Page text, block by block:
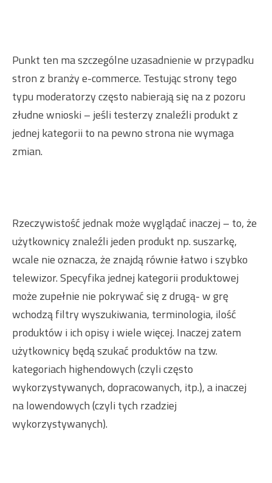
Punkt ten ma szczególne uzasadnienie w przypadku
stron z branży e-commerce. Testując strony tego
typu moderatorzy często nabierają się na z pozoru
złudne wnioski – jeśli testerzy znaleźli produkt z
jednej kategorii to na pewno strona nie wymaga
zmian.
Rzeczywistość jednak może wyglądać inaczej – to, że
użytkownicy znaleźli jeden produkt np. suszarkę,
wcale nie oznacza, że znajdą równie łatwo i szybko
telewizor. Specyfika jednej kategorii produktowej
może zupełnie nie pokrywać się z drugą- w grę
wchodzą filtry wyszukiwania, terminologia, ilość
produktów i ich opisy i wiele więcej. Inaczej zatem
użytkownicy będą szukać produktów na tzw.
kategoriach highendowych (czyli często
wykorzystywanych, dopracowanych, itp.), a inaczej
na lowendowych (czyli tych rzadziej
wykorzystywanych).